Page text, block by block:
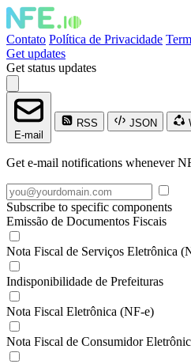
Contato Política de Privacidade
Get updates
Get status updates
E-mail
RSS JSON
Get e-mail notifications whenever
Subscribe to specific components
Emissão de Documentos Fiscais
Nota Fiscal de Serviços Eletrônica
Indisponibilidade de Prefeituras
Nota Fiscal Eletrônica (NF-e)
Nota Fiscal de Consumidor